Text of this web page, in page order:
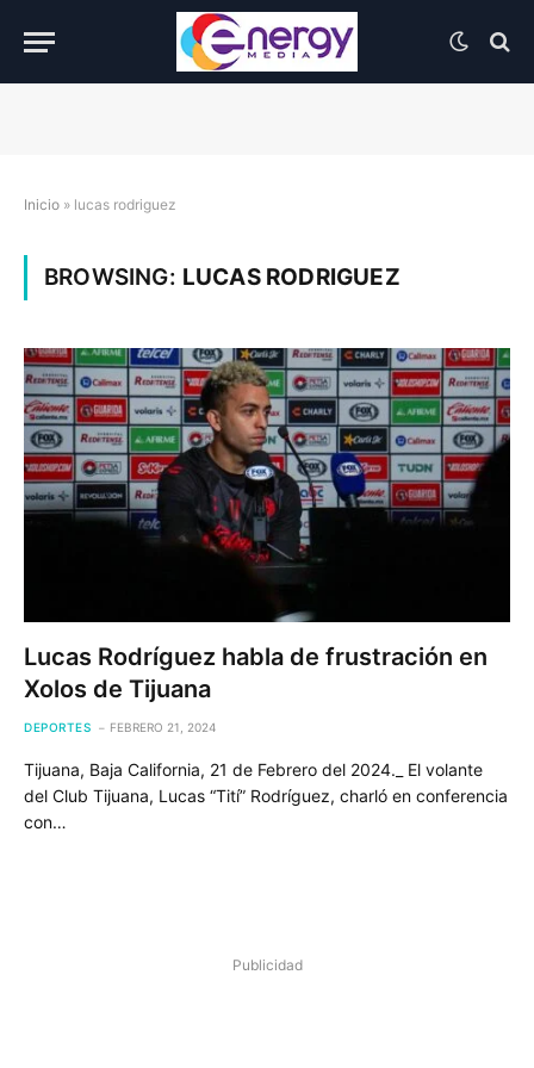
Inicio » lucas rodriguez
BROWSING: LUCAS RODRIGUEZ
Lucas Rodríguez habla de frustración en
Xolos de Tijuana
DEPORTES FEBRERO 21, 2024
Tijuana, Baja California, 21 de Febrero del 2024._ El volante
del Club Tijuana, Lucas “Tití” Rodríguez, charló en conferencia
con…
Publicidad